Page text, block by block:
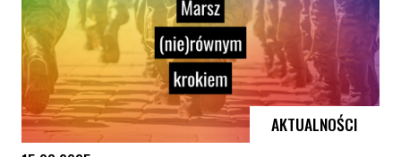
AKTUALNOŚCI